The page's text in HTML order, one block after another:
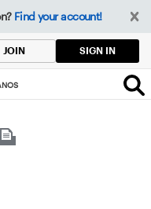
Find your account!
JOIN SIGN IN